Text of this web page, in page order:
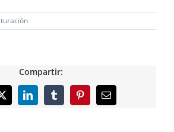
Compartir:
X LinkedInTumblrPinterestCorreo
electrónico